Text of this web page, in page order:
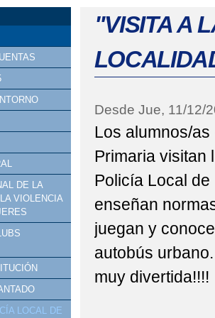
DE LA
VIOLENCIA
LOCAL DE
"VISITA A
Desde Jue, 11/12/
Los alumnos/as
Primaria visitan
Policía Local
enseñan
juegan y
autobús urbano.
muy divertida!!!!